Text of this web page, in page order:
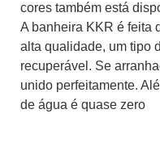
cores também está
A banheira KKR é feita
alta qualidade, um tipo
recuperável. Se
unido perfeitamente.
de água é quase zero